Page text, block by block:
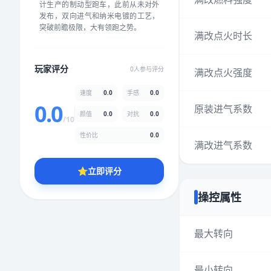
计生产的制动型跑车，此前从未对外
发布，双向进气和纳米电镀的工艺，
突破前瞻极限，大有领跑之势。
玩家评分 0人参与评分
0.0/10
速度 0.0 手感 0.0
颜值 0.0 对抗 0.0
性价比 0.0
⭐立即评分
满改点火时长
满改点火强度
原装进气系数
满改进气系数
操控属性
最大转向
★★★★★★★★
★★★★
性价比 5.0分
★★★ ★★
* 综合评分为玩家评分结果，速度占比0%，手感占比0%，对抗占比
0%，性价比占比0%，颜值占比0%